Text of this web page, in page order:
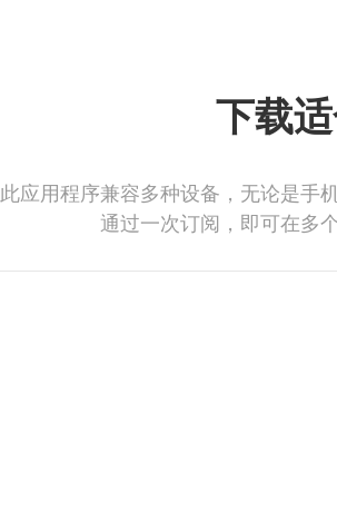
下载
此应用程序兼容多种设备，无论是手
通过一次订阅，即可在多